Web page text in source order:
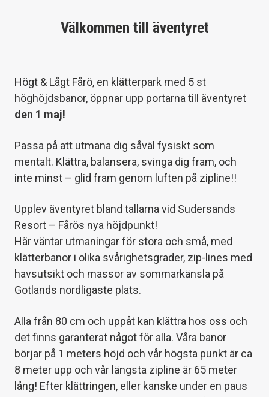
Välkommen till äventyret
Högt & Lågt Fårö, en klätterpark med 5 st
höghöjdsbanor, öppnar upp portarna till äventyret
den 1 maj!
Passa på att utmana dig såväl fysiskt som
mentalt. Klättra, balansera, svinga dig fram, och
inte minst – glid fram genom luften på zipline!!
Upplev äventyret bland tallarna vid Sudersands
Resort – Fårös nya höjdpunkt!
Här väntar utmaningar för stora och små, med
klätterbanor i olika svårighetsgrader, zip-lines med
havsutsikt och massor av sommarkänsla på
Gotlands nordligaste plats.
Alla från 80 cm och uppåt kan klättra hos oss och
det finns garanterat något för alla. Våra banor
börjar på 1 meters höjd och vår högsta punkt är ca
8 meter upp och vår längsta zipline är 65 meter
lång! Efter klättringen, eller kanske under en paus